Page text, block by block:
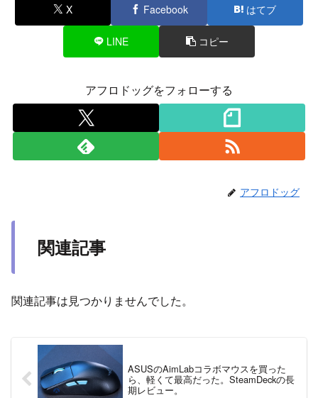
X Facebook はてブ
LINE コピー
アフロドッグをフォローする
アフロドッグ
関連記事
関連記事は見つかりませんでした。
ASUSのAimLabコラボマウスを買った
ら、軽くて最高だった。SteamDeckの長
期レビュー。